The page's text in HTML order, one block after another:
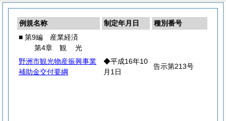
例規名称 制定年月日
種別番号
■ 第9編 産業経済
第4章 観光
野洲市観光物産振興事業
補助金交付要綱
◆平成16年10
月1日
告示第213号